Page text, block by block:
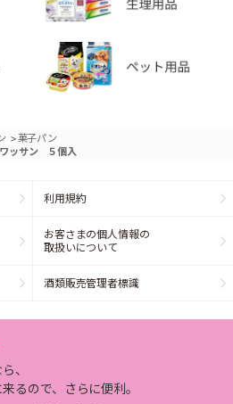
>菓子パン
ッサン ５個入
利用規約
お客さまの個人情報の
取扱いについて
酒類販売管理者標識
、
るので、さらに便利。